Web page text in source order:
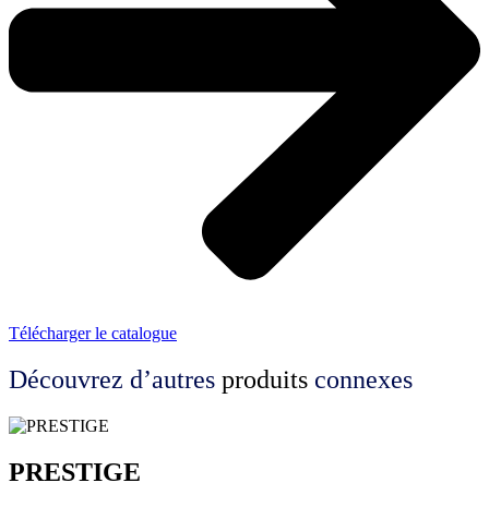
Télécharger le catalogue
Découvrez d’autres produits connexes
PRESTIGE